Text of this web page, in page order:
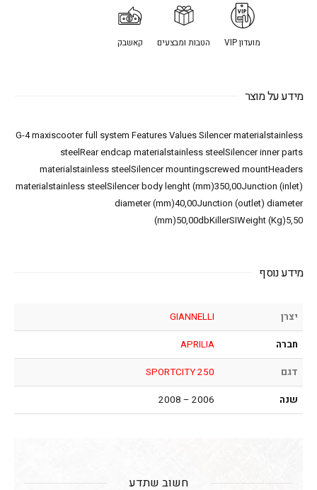
מועדון VIP הטבות ומבצעים קאשבק
מידע על מוצר
G-4 maxiscooter full system Features Values Silencer materialstainless
steelRear endcap materialstainless steelSilencer inner parts
materialstainless steelSilencer mountingscrewed mountHeaders
materialstainless steelSilencer body lenght (mm)350,00Junction (inlet)
diameter (mm)40,00Junction (outlet) diameter
(mm)50,00dbKillerSIWeight (Kg)5,50
מידע נוסף
יצרן
GIANNELLI
חברה
APRILIA
דגם
SPORTCITY 250
שנה
2006 – 2008
חשוב שתדע